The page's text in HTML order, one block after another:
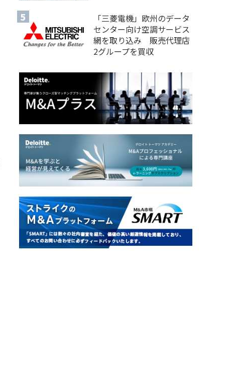
「三菱電機」欧州のデータ
センター向け空調サービス
網を取り込み 販売代理店
2グループを買収